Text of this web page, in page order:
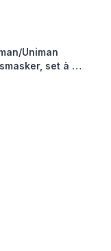
Uniman
set à 5